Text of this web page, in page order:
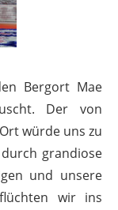
Bergort Mae
Der von
würde uns zu
grandiose
und unsere
wir ins